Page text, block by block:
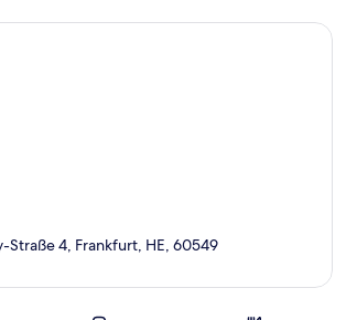
Straße 4, Frankfurt, HE, 60549